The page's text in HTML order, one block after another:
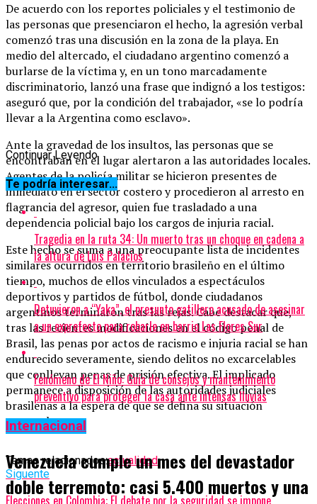
De acuerdo con los reportes policiales y el testimonio de
las personas que presenciaron el hecho, la agresión verbal
comenzó tras una discusión en la zona de la playa. En
medio del altercado, el ciudadano argentino comenzó a
burlarse de la víctima y, en un tono marcadamente
discriminatorio, lanzó una frase que indignó a los testigos:
aseguró que, por la condición del trabajador, «se lo podría
llevar a la Argentina como esclavo».
Ante la gravedad de los insultos, las personas que se
encontraban en el lugar alertaron a las autoridades locales.
Agentes de la policía militar se hicieron presentes de
inmediato en el sector costero y procedieron al arresto en
flagrancia del agresor, quien fue trasladado a una
dependencia policial bajo los cargos de injuria racial.
Este hecho se suma a una preocupante lista de incidentes
similares ocurridos en territorio brasileño en el último
tiempo, muchos de ellos vinculados a espectáculos
deportivos y partidos de fútbol, donde ciudadanos
argentinos terminaron tras las rejas. Cabe destacar que,
tras las recientes modificaciones en el código penal de
Brasil, las penas por actos de racismo e injuria racial se han
endurecido severamente, siendo delitos no excarcelables
que conllevan penas de prisión efectiva. El implicado
permanece a disposición de las autoridades judiciales
brasileñas a la espera de que se defina su situación
procesal.
Temas relacionados:actualidad
Siguente
Continuar Leyendo
Te podría interesar...
Tragedia en la ruta 34: Un muerto tras un choque en cadena a
la altura de Luis Palacios
Detuvieron a “Yaka”, el presunto gatillero acusado de asesinar
a un exprefecto para robarle en barrio Las Flores Sur
Fenómeno de El Niño: Guía de consejos y mantenimiento
preventivo para proteger la casa ante intensas lluvias
Internacional
Venezuela cumple un mes del devastador
doble terremoto: casi 5.400 muertos y una